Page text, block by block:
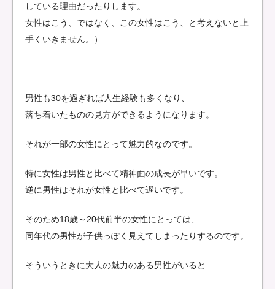
している理由だったりします。
女性はこう、ではなく、この女性はこう、と考えないと上
手くいきません。）
男性も30を過ぎれば人生経験も多くなり、
落ち着いたものの見方ができるようになります。
それが一部の女性にとって魅力的なのです。
特に女性は男性と比べて精神面の成長が早いです。
逆に男性はそれが女性と比べて遅いです。
そのため18歳～20代前半の女性にとっては、
同年代の男性が子供っぽく見えてしまったりするのです。
そういうときに大人の魅力のある男性がいると…